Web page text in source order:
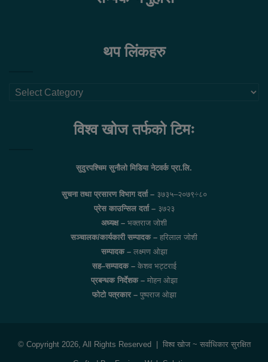
थप लिंकहरु
थप
विश्व खोज तर्फको टिमः
सुदुरपश्चिम सुनौलो मिडिया नेटवर्क प्रा.लि.
सुचना तथा प्रसारण विभाग दर्ता – ३७३५–२०७९÷८०
प्रेस काउन्सिल दर्ता – ३७२३
अध्यक्ष – भक्तराज जोशी
सञ्चालक/कार्यकारी सम्पादक – हरिलाल जोशी
सम्पादक –लक्ष्मण ओझा
सह–सम्पादक –केशव भट्टराई
प्रबन्धक निर्देशक –मोहन ओझा
फोटो पत्रकार –पुष्पराज ओझा
© Copyright 2026, All Rights Reserved | विश्व खोज~ सर्वाधिकार सुरक्षित